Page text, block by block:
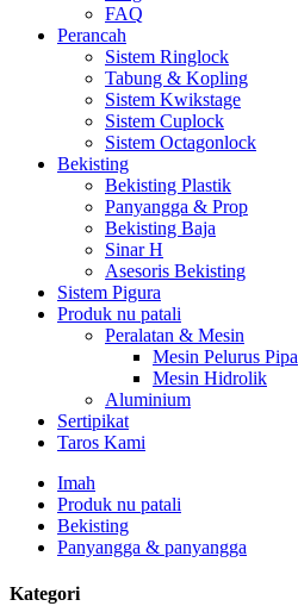
FAQ
Perancah
Sistem Ringlock
Tabung & Kopling
Sistem Kwikstage
Sistem Cuplock
Sistem Octagonlock
Bekisting
Bekisting Plastik
Panyangga & Prop
Bekisting Baja
Sinar H
Asesoris Bekisting
Sistem Pigura
Produk nu patali
Peralatan & Mesin
Mesin Pelurus Pipa
Mesin Hidrolik
Aluminium
Sertipikat
Taros Kami
Imah
Produk nu patali
Bekisting
Panyangga & panyangga
Kategori